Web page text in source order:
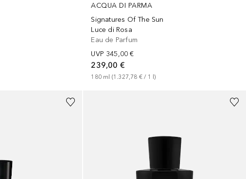
ACQUA DI PARMA
Signatures Of The Sun
Luce di Rosa
Eau de Parfum
UVP 345,00 €
239,00 €
180 ml (1.327,78 € / 1 l)